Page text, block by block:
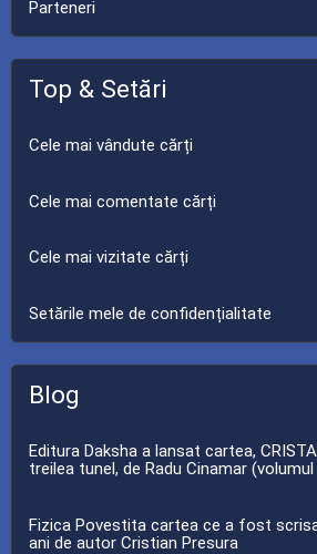
Parteneri
Top & Setări
Cele mai vândute cărți
Cele mai comentate cărți
Cele mai vizitate cărți
Setările mele de confidențialitate
Blog
Editura Daksha a lansat cartea,
treilea tunel, de Radu Cinamar
Fizica Povestita cartea ce a fost
ani de autor Cristian Presura